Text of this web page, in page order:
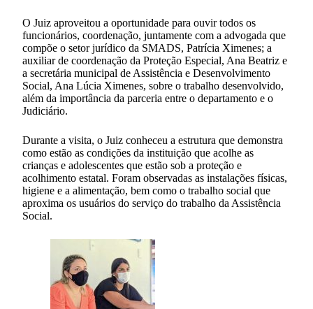
O Juiz aproveitou a oportunidade para ouvir todos os
funcionários, coordenação, juntamente com a advogada que
compõe o setor jurídico da SMADS, Patrícia Ximenes; a
auxiliar de coordenação da Proteção Especial, Ana Beatriz e
a secretária municipal de Assistência e Desenvolvimento
Social, Ana Lúcia Ximenes, sobre o trabalho desenvolvido,
além da importância da parceria entre o departamento e o
Judiciário.
Durante a visita, o Juiz conheceu a estrutura que demonstra
como estão as condições da instituição que acolhe as
crianças e adolescentes que estão sob a proteção e
acolhimento estatal. Foram observadas as instalações físicas,
higiene e a alimentação, bem como o trabalho social que
aproxima os usuários do serviço do trabalho da Assistência
Social.